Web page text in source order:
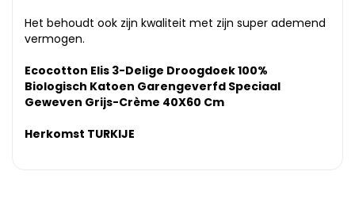
Het behoudt ook zijn kwaliteit met zijn super ademend
vermogen.
Ecocotton Elis 3-Delige Droogdoek 100%
Biologisch Katoen Garengeverfd Speciaal
Geweven Grijs-Crème 40X60 Cm
Herkomst TURKIJE